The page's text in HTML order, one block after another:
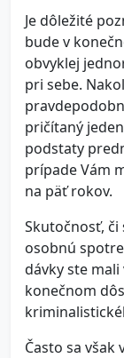
Je dôležité
bude v
obvyklej
pri sebe.
pričítaný
podstaty
prípade Vám
na päť rokov.
Skutočnosť,
osobnú
dávky ste
konečnom
Často sa